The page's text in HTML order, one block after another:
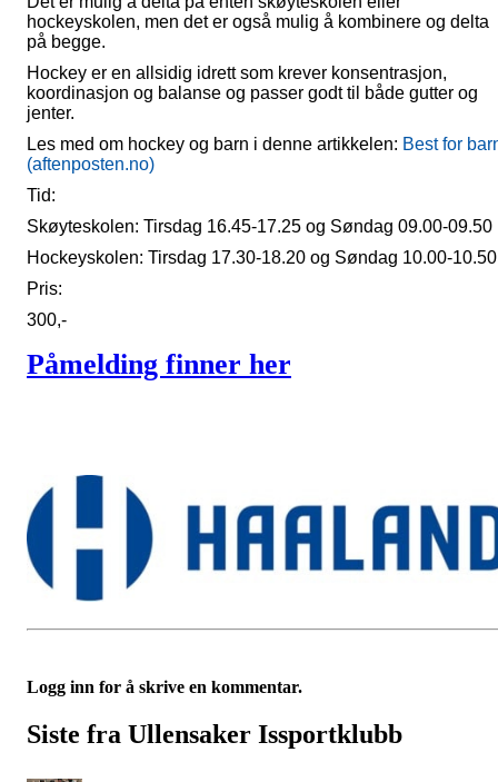
hockeyskolen, men det er også mulig å kombinere og delta
på begge.
Hockey er en allsidig idrett som krever konsentrasjon,
koordinasjon og balanse og passer godt til både gutter og
jenter.
Les med om hockey og barn i denne artikkelen: Best for
(aftenposten.no)
Tid:
Skøyteskolen: Tirsdag 16.45-17.25 og Søndag 09.00-09.50
Hockeyskolen: Tirsdag 17.30-18.20 og Søndag 10.00-10.50
Pris:
300,-
Påmelding finner her
Logg inn for å skrive en kommentar.
Siste fra Ullensaker Issportklubb